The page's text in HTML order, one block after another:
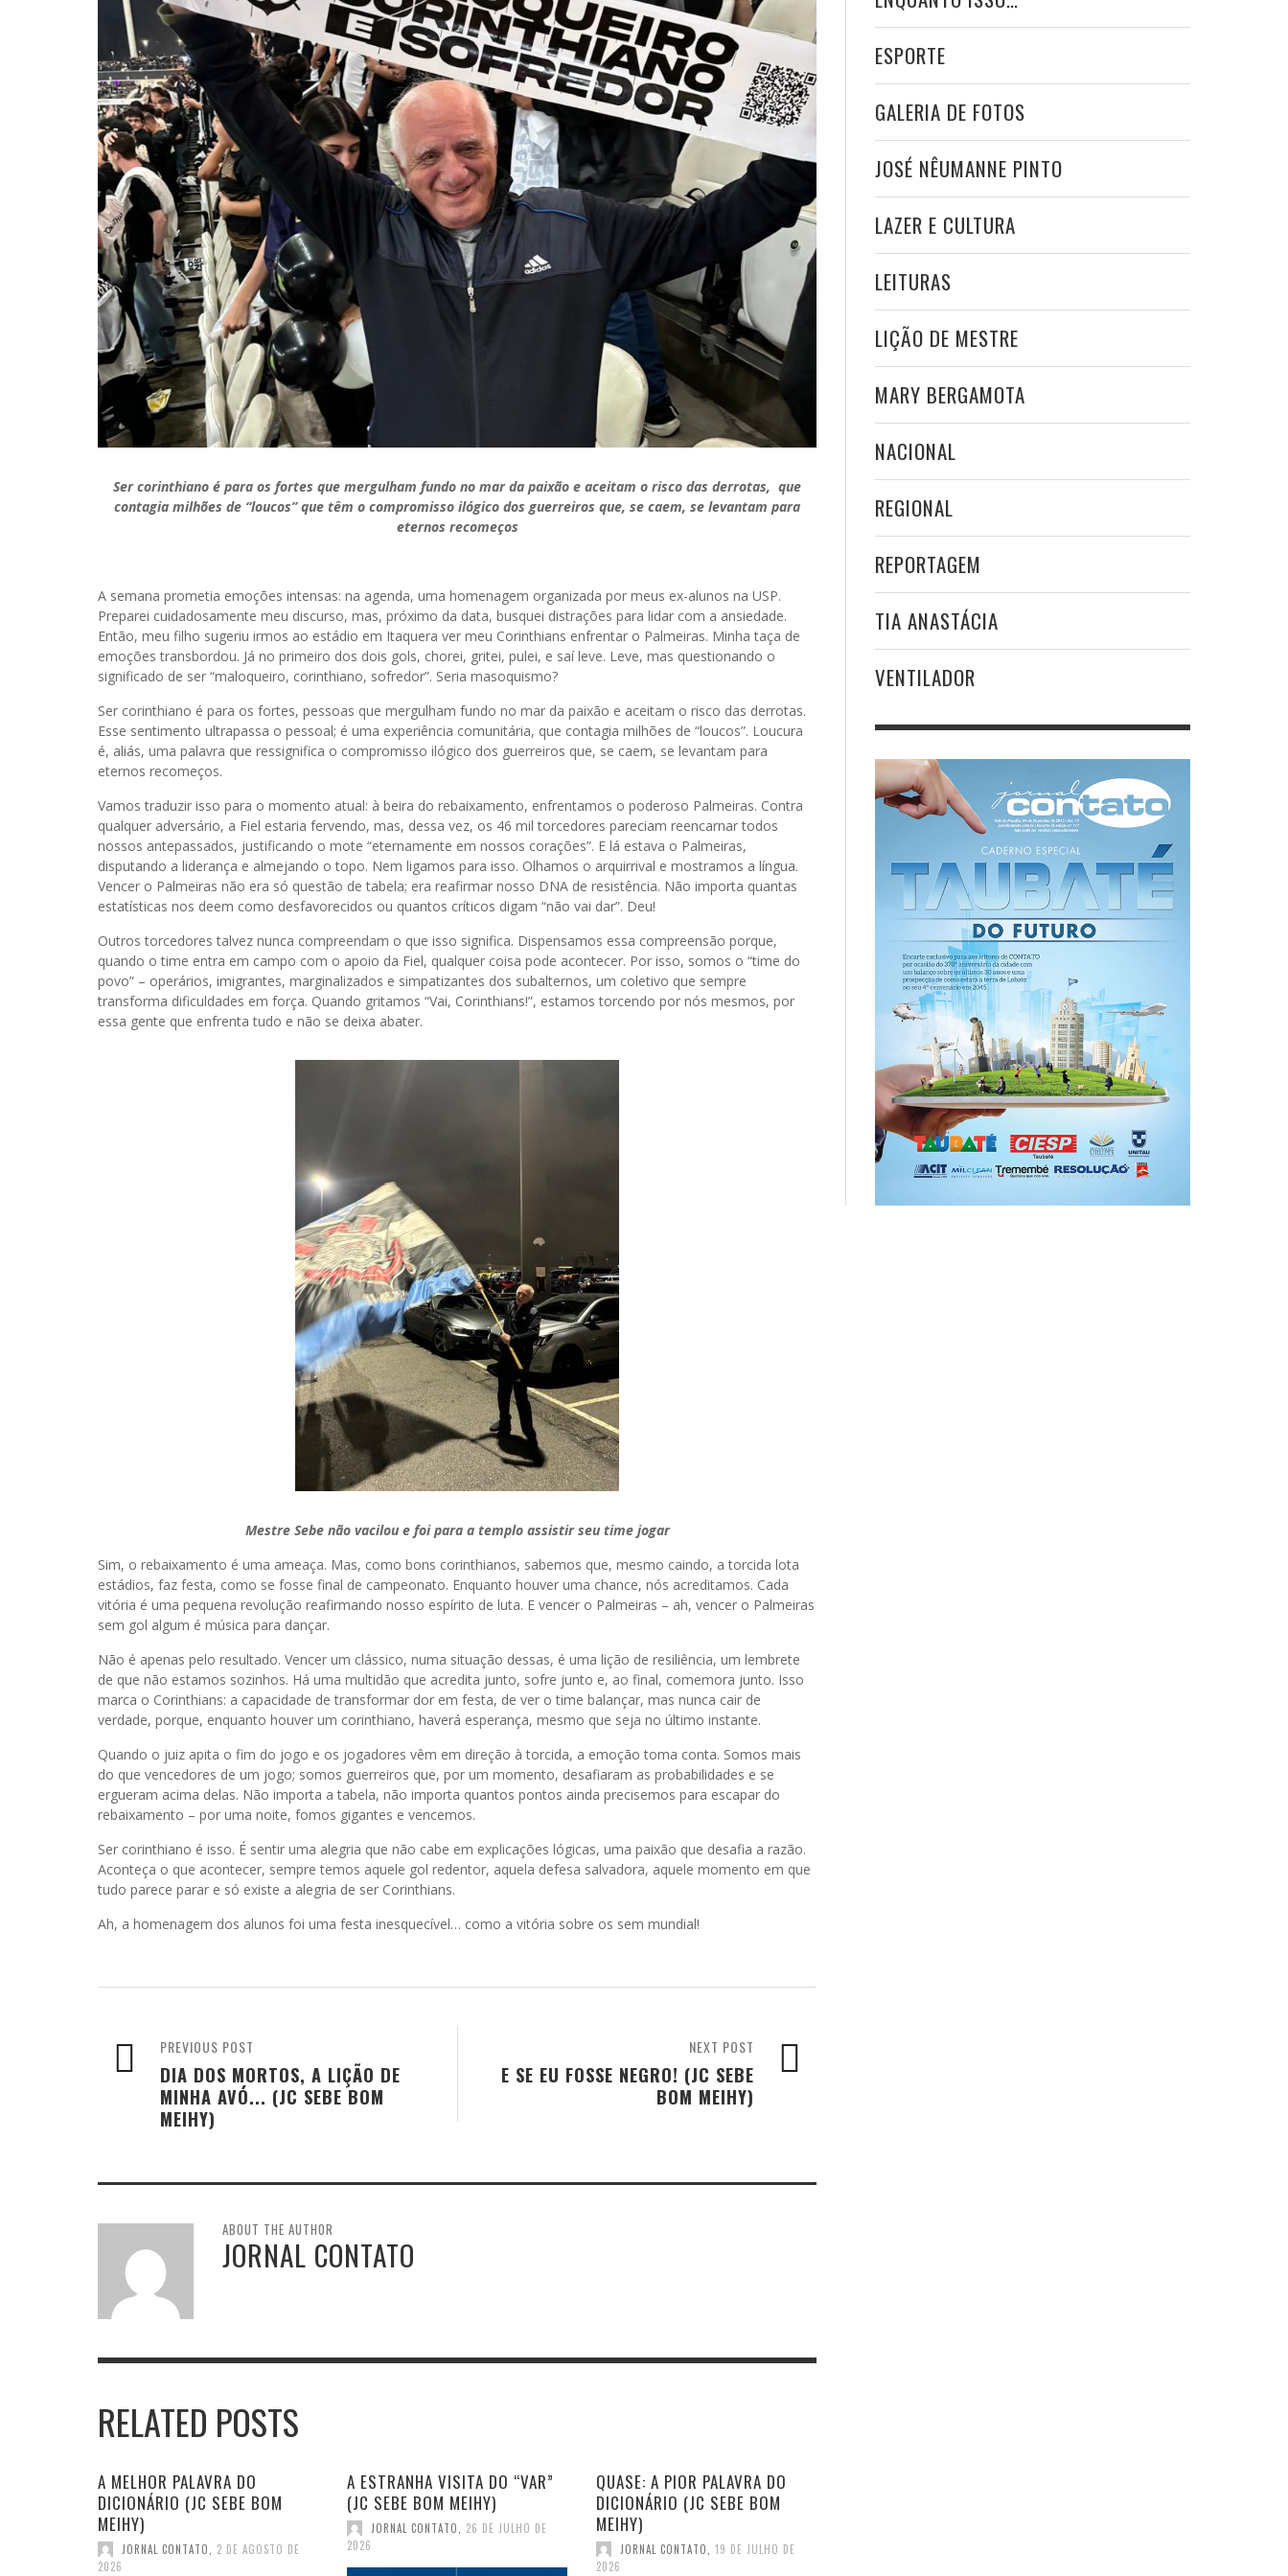
Ser corinthiano é para os fortes que mergulham fundo no mar da paixão e aceitam o risco das derrotas, que
contagia milhões de “loucos” que têm o compromisso ilógico dos guerreiros que, se caem, se levantam para
eternos recomeços
A semana prometia emoções intensas: na agenda, uma homenagem organizada por meus ex-alunos na USP.
Preparei cuidadosamente meu discurso, mas, próximo da data, busquei distrações para lidar com a ansiedade.
Então, meu filho sugeriu irmos ao estádio em Itaquera ver meu Corinthians enfrentar o Palmeiras. Minha taça de
emoções transbordou. Já no primeiro dos dois gols, chorei, gritei, pulei, e saí leve. Leve, mas questionando o
significado de ser “maloqueiro, corinthiano, sofredor”. Seria masoquismo?
Ser corinthiano é para os fortes, pessoas que mergulham fundo no mar da paixão e aceitam o risco das derrotas.
Esse sentimento ultrapassa o pessoal; é uma experiência comunitária, que contagia milhões de “loucos”. Loucura
é, aliás, uma palavra que ressignifica o compromisso ilógico dos guerreiros que, se caem, se levantam para
eternos recomeços.
Vamos traduzir isso para o momento atual: à beira do rebaixamento, enfrentamos o poderoso Palmeiras. Contra
qualquer adversário, a Fiel estaria fervendo, mas, dessa vez, os 46 mil torcedores pareciam reencarnar todos
nossos antepassados, justificando o mote “eternamente em nossos corações”. E lá estava o Palmeiras,
disputando a liderança e almejando o topo. Nem ligamos para isso. Olhamos o arquirrival e mostramos a língua.
Vencer o Palmeiras não era só questão de tabela; era reafirmar nosso DNA de resistência. Não importa quantas
estatísticas nos deem como desfavorecidos ou quantos críticos digam “não vai dar”. Deu!
Outros torcedores talvez nunca compreendam o que isso significa. Dispensamos essa compreensão porque,
quando o time entra em campo com o apoio da Fiel, qualquer coisa pode acontecer. Por isso, somos o “time do
povo” – operários, imigrantes, marginalizados e simpatizantes dos subalternos, um coletivo que sempre
transforma dificuldades em força. Quando gritamos “Vai, Corinthians!”, estamos torcendo por nós mesmos, por
essa gente que enfrenta tudo e não se deixa abater.
Mestre Sebe não vacilou e foi para a templo assistir seu time jogar
Sim, o rebaixamento é uma ameaça. Mas, como bons corinthianos, sabemos que, mesmo caindo, a torcida lota
estádios, faz festa, como se fosse final de campeonato. Enquanto houver uma chance, nós acreditamos. Cada
vitória é uma pequena revolução reafirmando nosso espírito de luta. E vencer o Palmeiras – ah, vencer o Palmeiras
sem gol algum é música para dançar.
Não é apenas pelo resultado. Vencer um clássico, numa situação dessas, é uma lição de resiliência, um lembrete
de que não estamos sozinhos. Há uma multidão que acredita junto, sofre junto e, ao final, comemora junto. Isso
marca o Corinthians: a capacidade de transformar dor em festa, de ver o time balançar, mas nunca cair de
verdade, porque, enquanto houver um corinthiano, haverá esperança, mesmo que seja no último instante.
Quando o juiz apita o fim do jogo e os jogadores vêm em direção à torcida, a emoção toma conta. Somos mais
do que vencedores de um jogo; somos guerreiros que, por um momento, desafiaram as probabilidades e se
ergueram acima delas. Não importa a tabela, não importa quantos pontos ainda precisemos para escapar do
rebaixamento – por uma noite, fomos gigantes e vencemos.
Ser corinthiano é isso. É sentir uma alegria que não cabe em explicações lógicas, uma paixão que desafia a razão.
Aconteça o que acontecer, sempre temos aquele gol redentor, aquela defesa salvadora, aquele momento em que
tudo parece parar e só existe a alegria de ser Corinthians.
Ah, a homenagem dos alunos foi uma festa inesquecível… como a vitória sobre os sem mundial!
NEXT POST
E SE EU FOSSE NEGRO! (JC SEBE
BOM MEIHY)
PREVIOUS POST
DIA DOS MORTOS, A LIÇÃO DE
MINHA AVÓ... (JC SEBE BOM
MEIHY)
ABOUT THE AUTHOR
JORNAL CONTATO
RELATED POSTS
A MELHOR PALAVRA DO
DICIONÁRIO (JC SEBE BOM
MEIHY)
JORNAL CONTATO
2 DE AGOSTO DE
2026
A ESTRANHA VISITA DO “VAR”
(JC SEBE BOM MEIHY)
JORNAL CONTATO
26 DE JULHO DE
2026
QUASE: A PIOR PALAVRA DO
DICIONÁRIO (JC SEBE BOM
MEIHY)
JORNAL CONTATO
19 DE JULHO DE
2026
ESPORTE
GALERIA DE FOTOS
JOSÉ NÊUMANNE PINTO
LAZER E CULTURA
LEITURAS
LIÇÃO DE MESTRE
MARY BERGAMOTA
NACIONAL
REGIONAL
REPORTAGEM
TIA ANASTÁCIA
VENTILADOR